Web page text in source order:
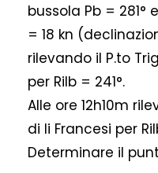
bussola Pb =
= 18 kn
rilevando il P.to
per Rilb = 241°.
Alle ore 12h10m
di li Francesi per
Determinare il